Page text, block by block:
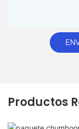
Productos